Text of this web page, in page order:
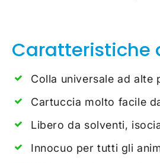
Caratteristiche
Colla universale ad
Cartuccia molto facile
Libero da solventi,
Innocuo per tutti gli